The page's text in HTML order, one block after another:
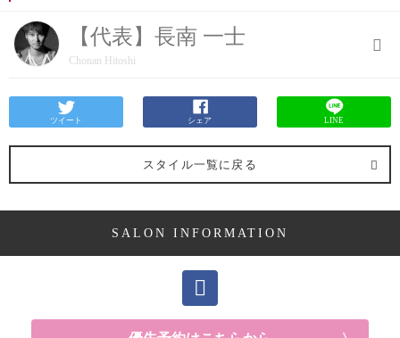
【代表】長南 一士
Chonan Hitoshi
ツイート シェア LINE
スタイル一覧に戻る
SALON INFORMATION